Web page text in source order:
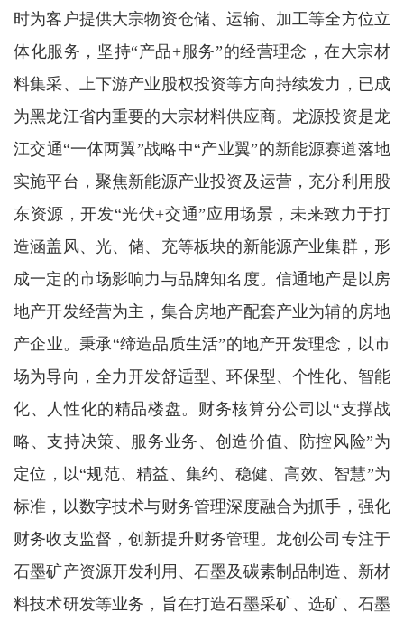
时为客户提供大宗物资仓储、运输、加工等全方位立
体化服务，坚持“产品+服务”的经营理念，在大宗材
料集采、上下游产业股权投资等方向持续发力，已成
为黑龙江省内重要的大宗材料供应商。龙源投资是龙
江交通“一体两翼”战略中“产业翼”的新能源赛道落地
实施平台，聚焦新能源产业投资及运营，充分利用股
东资源，开发“光伏+交通”应用场景，未来致力于打
造涵盖风、光、储、充等板块的新能源产业集群，形
成一定的市场影响力与品牌知名度。信通地产是以房
地产开发经营为主，集合房地产配套产业为辅的房地
产企业。秉承“缔造品质生活”的地产开发理念，以市
场为导向，全力开发舒适型、环保型、个性化、智能
化、人性化的精品楼盘。财务核算分公司以“支撑战
略、支持决策、服务业务、创造价值、防控风险”为
定位，以“规范、精益、集约、稳健、高效、智慧”为
标准，以数字技术与财务管理深度融合为抓手，强化
财务收支监督，创新提升财务管理。龙创公司专注于
石墨矿产资源开发利用、石墨及碳素制品制造、新材
料技术研发等业务，旨在打造石墨采矿、选矿、石墨